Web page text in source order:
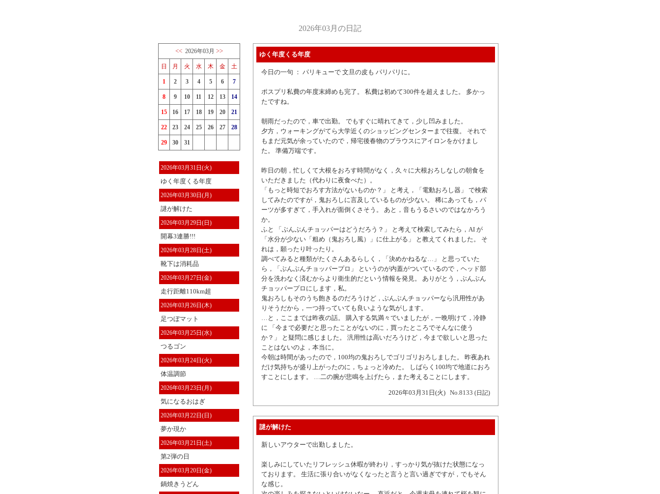
2026年03月の日記
<< 2026年03月 >>
日 月 火 水 木 金 土
1 2 3 4 5 6 7
8 9 10 11 12 13 14
15 16 17 18 19 20 21
22 23 24 25 26 27 28
29 30 31
2026年03月31日(火)
ゆく年度くる年度
2026年03月30日(月)
謎が解けた
2026年03月29日(日)
開幕3連勝!!!
2026年03月28日(土)
靴下は消耗品
2026年03月27日(金)
走行距離110km超
2026年03月26日(木)
足つぼマット
2026年03月25日(水)
つるゴン
2026年03月24日(火)
体温調節
2026年03月23日(月)
気になるおはぎ
2026年03月22日(日)
夢か現か
2026年03月21日(土)
第2弾の日
2026年03月20日(金)
鍋焼きうどん
ゆく年度くる年度
今日の一句 ： パリキューで 文旦の皮も パリパリに。
ポスプリ私費の年度末締めも完了。 私費は初めて300件を超えました。 多かっ
たですね。
朝雨だったので，車で出勤。 でもすぐに晴れてきて，少し凹みました。
夕方，ウォーキングがてら大学近くのショッピングセンターまで往復。 それで
もまだ元気が余っていたので，帰宅後春物のブラウスにアイロンをかけまし
た。 準備万端です。
昨日の朝，忙しくて大根をおろす時間がなく，久々に大根おろしなしの朝食を
いただきました（代わりに夜食べた）。
「もっと時短でおろす方法がないものか？」 と考え，「電動おろし器」 で検索
してみたのですが，鬼おろしに言及しているものが少ない。 稀にあっても，パ
ーツが多すぎて，手入れが面倒くさそう。 あと，音もうるさいのではなかろう
か。
ふと 「ぶんぶんチョッパーはどうだろう？」 と考えて検索してみたら，AI が
「水分が少ない「粗め（鬼おろし風）」に仕上がる」 と教えてくれました。 そ
れは，願ったり叶ったり。
調べてみると種類がたくさんあるらしく，「決めかねるな…」 と思っていた
ら，「ぶんぶんチョッパープロ」 というのが内蓋がついているので，ヘッド部
分を洗わなく済むからより衛生的だという情報を発見。 ありがとう，ぶんぶん
チョッパープロにします，私。
鬼おろしもそのうち飽きるのだろうけど，ぶんぶんチョッパーなら汎用性があ
りそうだから，一つ持っていても良いような気がします。
…と，ここまでは昨夜の話。 購入する気満々でいましたが，一晩明けて，冷静
に 「今まで必要だと思ったことがないのに，買ったところでそんなに使う
か？」 と疑問に感じました。 汎用性は高いだろうけど，今まで欲しいと思った
ことはないのよ，本当に。
今朝は時間があったので，100均の鬼おろしでゴリゴリおろしました。 昨夜あれ
だけ気持ちが盛り上がったのに，ちょっと冷めた。 しばらく100均で地道におろ
すことにします。 …二の腕が悲鳴を上げたら，また考えることにします。
2026年03月31日(火) No.8133 (日記)
謎が解けた
新しいアウターで出勤しました。
楽しみにしていたリフレッシュ休暇が終わり，すっかり気が抜けた状態になっ
ております。 生活に張り合いがなくなったと言うと言い過ぎですが，でもそん
な感じ。